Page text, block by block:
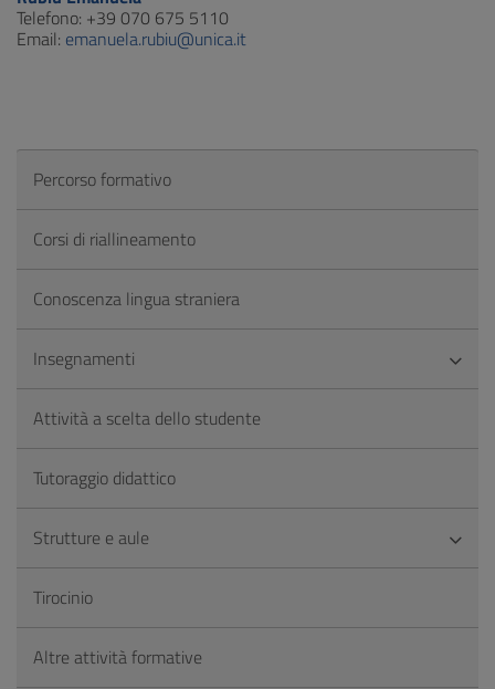
Telefono: +39 070 675 5110
Email: emanuela.rubiu@unica.it
Percorso formativo
Corsi di riallineamento
Conoscenza lingua straniera
Insegnamenti
Attività a scelta dello studente
Tutoraggio didattico
Strutture e aule
Tirocinio
Altre attività formative